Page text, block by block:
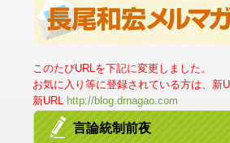
このたびURLを下記に変更しました。
お気に入り等に登録されている方は、新
新URL http://blog.drnagao.com
言論統制前夜